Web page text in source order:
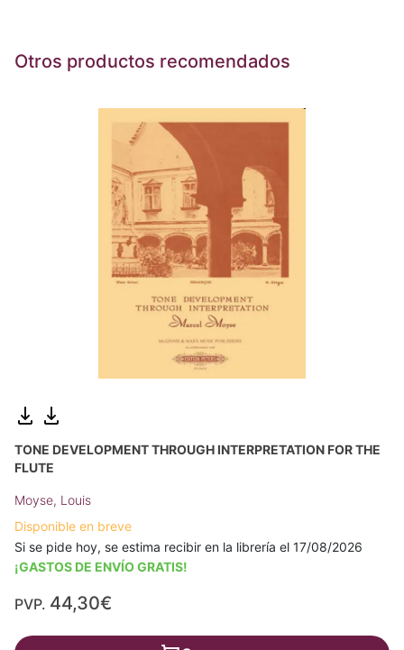
Otros productos recomendados
TONE DEVELOPMENT THROUGH INTERPRETATION FOR THE
FLUTE
Moyse, Louis
Disponible en breve
Si se pide hoy, se estima recibir en la librería el 17/08/2026
¡GASTOS DE ENVÍO GRATIS!
PVP. 44,30€